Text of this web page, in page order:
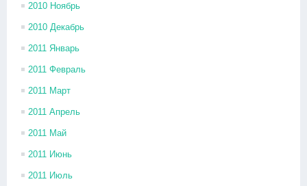
2010 Ноябрь
2010 Декабрь
2011 Январь
2011 Февраль
2011 Март
2011 Апрель
2011 Май
2011 Июнь
2011 Июль